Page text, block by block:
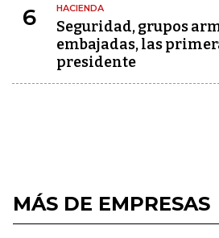
6 HACIENDA
Seguridad, grupos
embajadas, las
presidente
MÁS DE EMPRESAS